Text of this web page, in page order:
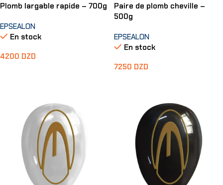
Plomb largable rapide – 700g
EPSEALON
En stock
4200 DZD
Paire de plomb cheville –
500g
EPSEALON
En stock
7250 DZD